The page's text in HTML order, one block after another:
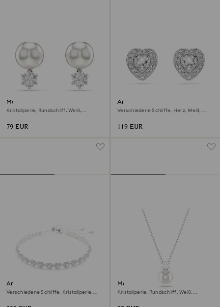
Matrix Ohrstecker
Kristallperle, Rundschliff, Weiß,
79 EUR
Ariana Grande x Swarovski
Ohrstecker
Verschiedene Schliffe, Herz, Weiß,
119 EUR
Ariana Grande x Swarovski
Halsband
Verschiedene Schliffe, Kristallperle,
Matrix Anhänger
Kristallperle, Rundschliff, Weiß,